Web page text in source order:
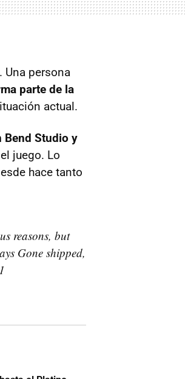
Una persona
parte de la
actual.
Bend Studio y
juego. Lo
hace tanto
reasons, but
Gone shipped,